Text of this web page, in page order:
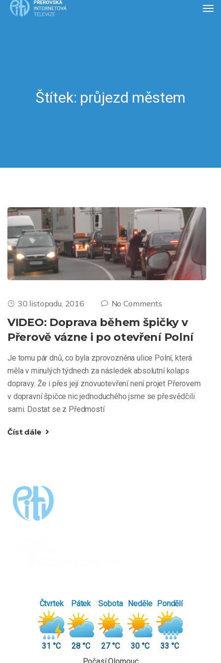
Štítek: průjezd městem
30 listopadu, 2016 No Comments
VIDEO: Doprava během špičky v
Přerově vázne i po otevření Polní
Je tomu pár dnů, co byla zprovozněna ulice Polní, která
měla v minulých týdnech za následek absolutní kolaps
dopravy. Že i přes její znovuotevření není projet Přerovem
v dopravní špičce nic jednoduchého jsme se přesvědčili
sami. Dostat se z Předmostí
Číst dále
Čtvrtek
31 °C
Pátek
28 °C
Sobota
27 °C
Neděle
30 °C
Pondělí
33 °C
Počasí Olomouc